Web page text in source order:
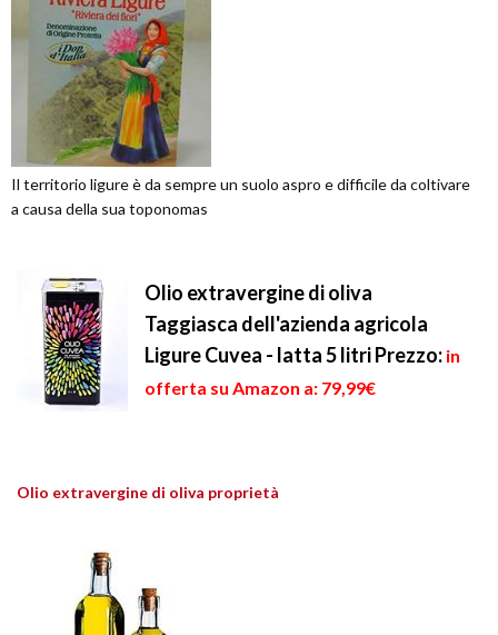
Il territorio ligure è da sempre un suolo aspro e difficile da coltivare
a causa della sua toponomas
Olio extravergine di oliva
Taggiasca dell'azienda agricola
Ligure Cuvea - latta 5 litriPrezzo: in
offerta su Amazon a: 79,99€
Olio extravergine di oliva proprietà